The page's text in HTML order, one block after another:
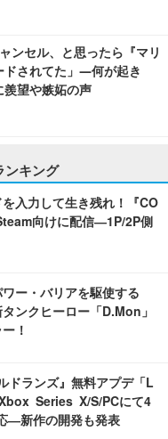
ンセル、と思ったら『マリ
ドされてた」―何が起き
羨望や嫉妬の声
ンキング
入力して生き残れ！『CO
向けに配信―1P/2P側
ー・バリアを駆使する
ンクヒーロー「D.Mon」
！
ドランズ』無料アプデ「L
Series X/S/PCにて4
―新作の開発も発表